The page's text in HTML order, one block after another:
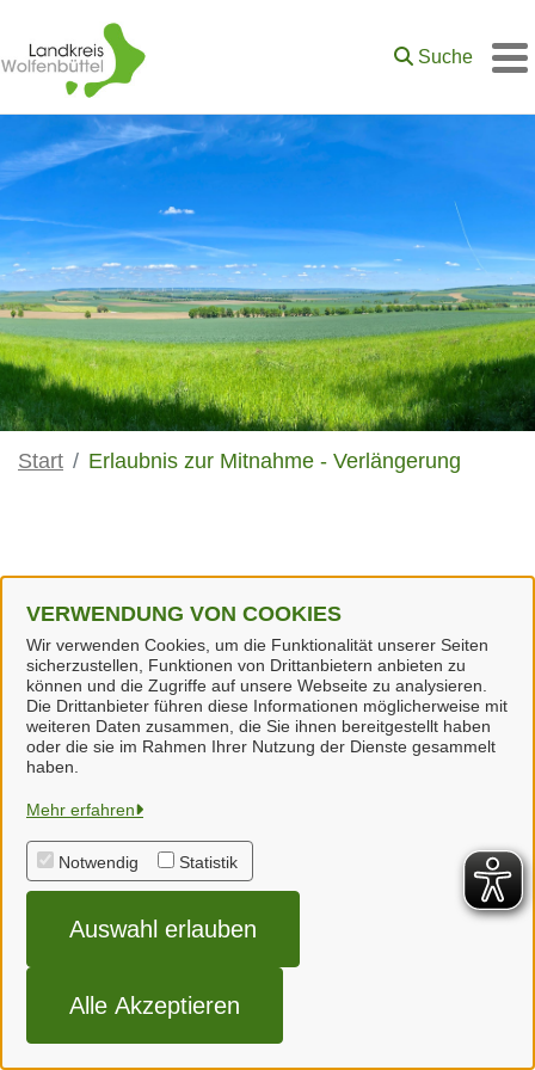
Zum Hauptinhalt springen
VERWENDUNG VON COOKIES
Wir verwenden Cookies, um die Funktionalität unserer Seiten
sicherzustellen, Funktionen von Drittanbietern anbieten zu
können und die Zugriffe auf unsere Webseite zu analysieren.
Die Drittanbieter führen diese Informationen möglicherweise mit
weiteren Daten zusammen, die Sie ihnen bereitgestellt haben
oder die sie im Rahmen Ihrer Nutzung der Dienste gesammelt
haben.
Mehr erfahren
Notwendig Statistik
Auswahl erlauben
Alle Akzeptieren
Suche
Start Erlaubnis zur Mitnahme - Verlängerung
Landkreis Wolfenbüttel
Alle Rechte vorbehalten
Datenschutzerklärung